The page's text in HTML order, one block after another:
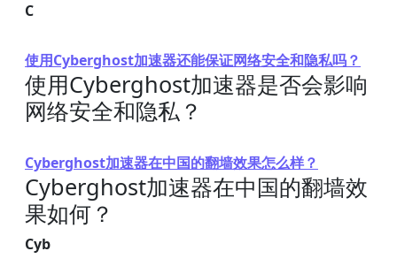
C
使用Cyberghost加速器还能保证网络安全和隐私吗？
使用Cyberghost加速器是否会影响
网络安全和隐私？
Cyberghost加速器在中国的翻墙效果怎么样？
Cyberghost加速器在中国的翻墙效
果如何？
Cyb